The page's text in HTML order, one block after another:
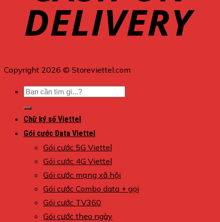
Copyright 2026 © Storeviettel.com
Tìm
kiếm:
Chữ ký số Viettel
Gói cước Data Viettel
Gói cước 5G Viettel
Gói cước 4G Viettel
Gói cước mạng xã hội
Gói cước Combo data + gọi
Gói cước TV360
Gói cước theo ngày